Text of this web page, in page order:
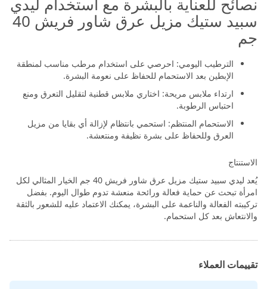
نصائح للعناية بالبشرة مع استخدام ليدي
سبيد ستيك مزيل عرق شاور فريش 40
جم
الترطيب اليومي: احرصي على استخدام مرطب مناسب لمنطقة
الإبطين بعد الاستحمام للحفاظ على نعومة البشرة.
ارتداء ملابس مريحة: اختاري ملابس قطنية لتقليل التعرق ومنع
احتباس الرطوبة.
الاستحمام المنتظم: استحمي بانتظام لإزالة أي بقايا من مزيل
العرق وللحفاظ على بشرة نظيفة ومنتعشة.
الاستنتاج
يُعد ليدي سبيد ستيك مزيل عرق شاور فريش 40 جم الخيار المثالي لكل
امرأة تبحث عن حماية فعالة ورائحة منعشة تدوم طوال اليوم. بفضل
تركيبته الفعالة والناعمة على البشرة، يمكنك الاعتماد عليه للشعور بالثقة
والانتعاش بعد كل استحمام.
تقييمات العملاء